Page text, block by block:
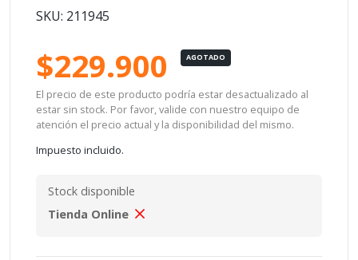
SKU: 211945
$229.900 AGOTADO
El precio de este producto podría estar desactualizado al
estar sin stock. Por favor, valide con nuestro equipo de
atención el precio actual y la disponibilidad del mismo.
Impuesto incluido.
Stock disponible
Tienda Online